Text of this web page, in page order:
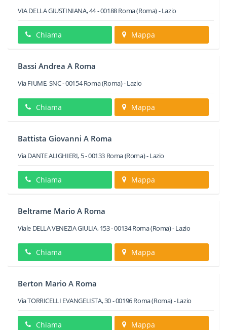
VIA DELLA GIUSTINIANA, 44-00188Roma(Roma) -Lazio
Chiama Mappa
Bassi Andrea A Roma
Via FIUME, SNC-00154 Roma(Roma) -Lazio
Chiama Mappa
Battista Giovanni A Roma
Via DANTE ALIGHIERI, 5-00133 Roma(Roma) -Lazio
Chiama Mappa
Beltrame Mario A Roma
Viale DELLA VENEZIA GIULIA, 153-00134Roma(Roma) -Lazio
Chiama Mappa
Berton Mario A Roma
Via TORRICELLI EVANGELISTA, 30-00196Roma(Roma) -Lazio
Chiama Mappa